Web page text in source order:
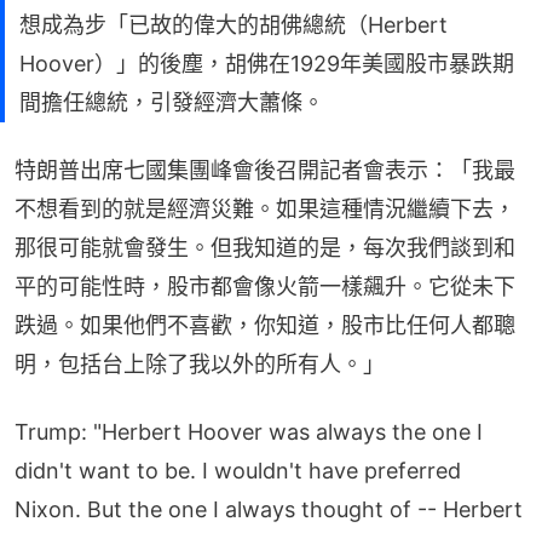
想成為步「已故的偉大的胡佛總統（Herbert
Hoover）」的後塵，胡佛在1929年美國股市暴跌期
間擔任總統，引發經濟大蕭條。
特朗普出席七國集團峰會後召開記者會表示：「我最
不想看到的就是經濟災難。如果這種情況繼續下去，
那很可能就會發生。但我知道的是，每次我們談到和
平的可能性時，股市都會像火箭一樣飆升。它從未下
跌過。如果他們不喜歡，你知道，股市比任何人都聰
明，包括台上除了我以外的所有人。」
Trump: "Herbert Hoover was always the one I
didn't want to be. I wouldn't have preferred
Nixon. But the one I always thought of -- Herbert